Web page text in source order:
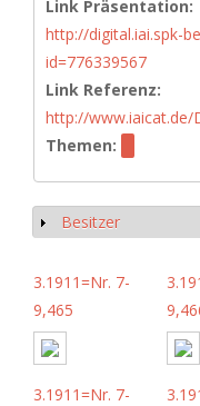
Link Präsentation:
http://digital.iai.spk-
id=776339567
Link Referenz:
http://www.iaicat.de/
Themen:
Anzeigen
Besitzer
3.1911=Nr. 7-
9,465
3.1911=Nr. 7-